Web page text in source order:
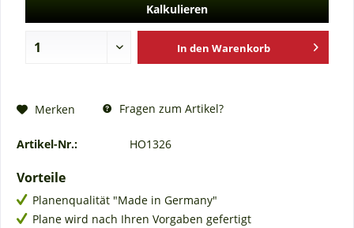
Kalkulieren
In den Warenkorb
Merken Fragen zum Artikel?
Artikel-Nr.: HO1326
Vorteile
Planenqualität "Made in Germany"
Plane wird nach Ihren Vorgaben gefertigt